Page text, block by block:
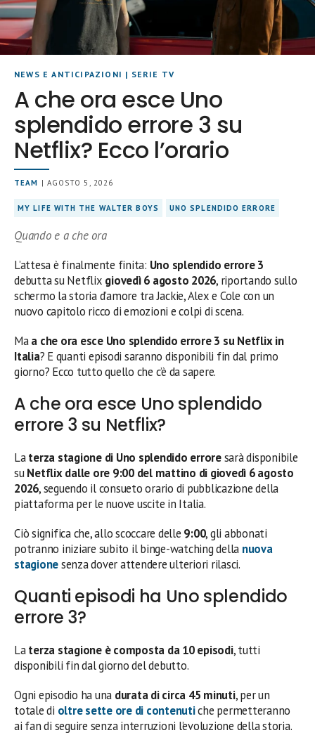
NEWS E ANTICIPAZIONI | SERIE TV
A che ora esce Uno
splendido errore 3 su
Netflix? Ecco l’orario
TEAM | AGOSTO 5, 2026
MY LIFE WITH THE WALTER BOYS UNO SPLENDIDO ERRORE
Quando e a che ora
L’attesa è finalmente finita: Uno splendido errore 3
debutta su Netflix giovedì 6 agosto 2026, riportando sullo
schermo la storia d’amore tra Jackie, Alex e Cole con un
nuovo capitolo ricco di emozioni e colpi di scena.
Maa che ora esce Uno splendido errore 3 su Netflix in
Italia? E quanti episodi saranno disponibili fin dal primo
giorno? Ecco tutto quello che c’è da sapere.
A che ora esce Uno splendido
errore 3 su Netflix?
Laterza stagione di Uno splendido erroresarà disponibile
suNetflix dalle ore 9:00 del mattino di giovedì 6 agosto
2026, seguendo il consueto orario di pubblicazione della
piattaforma per le nuove uscite in Italia.
Ciò significa che, allo scoccare delle 9:00, gli abbonati
potranno iniziare subito il binge-watching della nuova
stagionesenza dover attendere ulteriori rilasci.
Quanti episodi ha Uno splendido
errore 3?
Laterza stagione è composta da 10 episodi, tutti
disponibili fin dal giorno del debutto.
Ogni episodio ha una durata di circa 45 minuti, per un
totale di oltre sette ore di contenutiche permetteranno
ai fan di seguire senza interruzioni l’evoluzione della storia.